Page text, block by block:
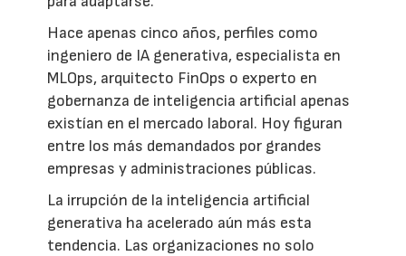
Hace apenas cinco años, perfiles como
ingeniero de IA generativa, especialista en
MLOps, arquitecto FinOps o experto en
gobernanza de inteligencia artificial apenas
existían en el mercado laboral. Hoy figuran
entre los más demandados por grandes
empresas y administraciones públicas.
La irrupción de la inteligencia artificial
generativa ha acelerado aún más esta
tendencia. Las organizaciones no solo